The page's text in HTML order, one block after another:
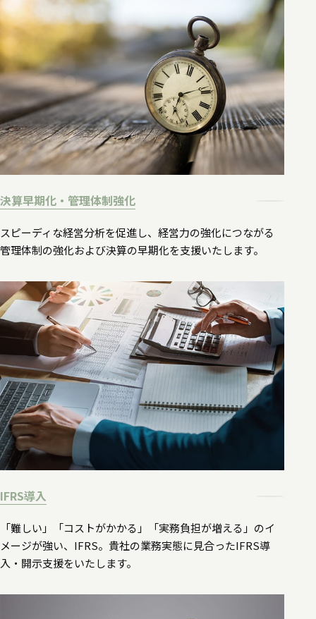
決算早期化・管理体制強化
スピーディな経営分析を促進し、経営力の強化につながる
管理体制の強化および決算の早期化を支援いたします。
IFRS導入
「難しい」「コストがかかる」「実務負担が増える」のイ
メージが強い、IFRS。貴社の業務実態に見合ったIFRS導
入・開示支援をいたします。